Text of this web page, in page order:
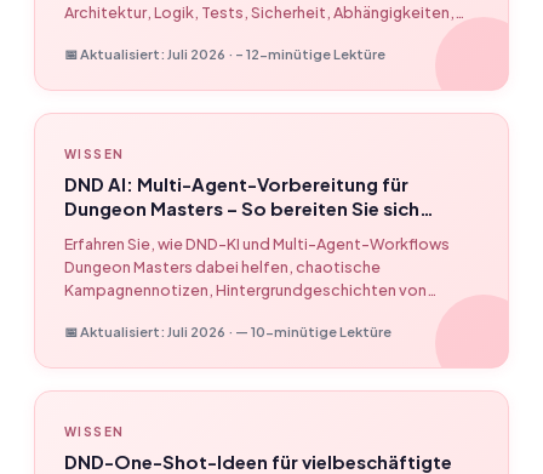
Architektur, Logik, Tests, Sicherheit, Abhängigkeiten,
Genehmigung zu überprüfen, bevor er in die Produktion
📅 Aktualisiert: Juli 2026 · – 12-minütige Lektüre
WISSEN
DND AI: Multi-Agent-Vorbereitung für
Dungeon Masters – So bereiten Sie sich
schneller vor, ohne die Kontrolle zu verlieren |
EasyClaw
Erfahren Sie, wie DND-KI und Multi-Agent-Workflows
Dungeon Masters dabei helfen, chaotische
Kampagnennotizen, Hintergrundgeschichten von
tischfertige Sitzungspläne umzuwandeln – ohne dass
die KI das Spiel übernimmt. Mit EasyClaw-Workflow-
📅 Aktualisiert: Juli 2026 · — 10-minütige Lektüre
WISSEN
DND-One-Shot-Ideen für vielbeschäftigte